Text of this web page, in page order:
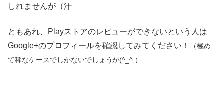
しれませんが（汗
ともあれ、Playストアのレビューができないという人は
Google+のプロフィールを確認してみてください！
（極め
て稀なケースでしかないでしょうが(^_^;）